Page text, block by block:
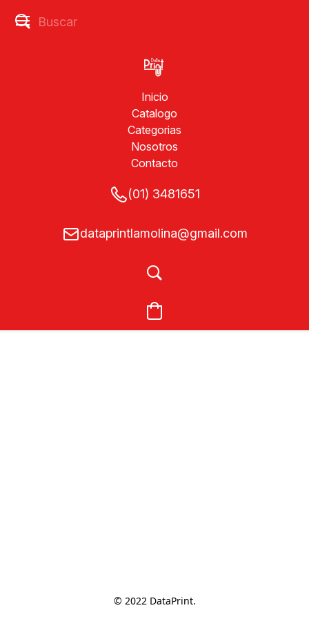
Inicio
Catalogo
Categorias
Nosotros
Contacto
(01) 3481651
dataprintlamolina@gmail.com
© 2022 DataPrint.